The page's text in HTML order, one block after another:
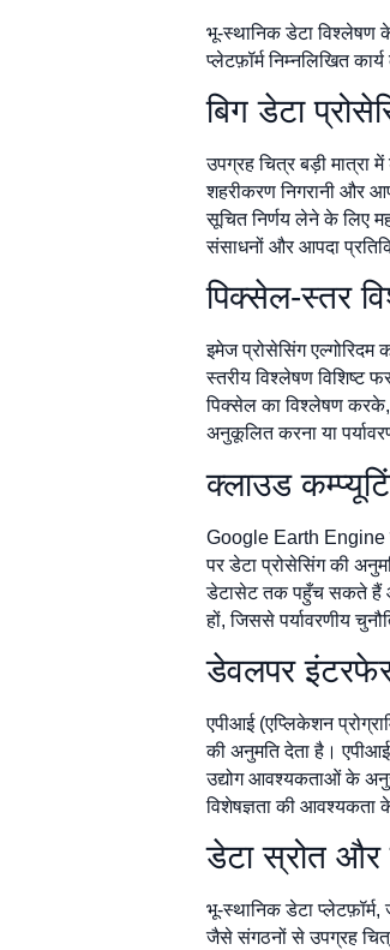
भू-स्थानिक डेटा
प्लेटफ़ॉर्म निम्नलिखित
बिग डेटा
उपग्रह चित्र बड़ी मात्रा
शहरीकरण निगरानी और
सूचित निर्णय लेने के लिए
संसाधनों और आपदा
पिक्सेल-स्तर
इमेज प्रोसेसिंग एल्गोरिदम
स्तरीय विश्लेषण विशिष्ट
पिक्सेल का विश्लेषण करके,
अनुकूलित करना या
क्लाउड
Google Earth Engine
पर डेटा प्रोसेसिंग की
डेटासेट तक पहुँच सकते हैं
हों, जिससे पर्यावरणीय
डेवलपर
एपीआई (एप्लिकेशन
की अनुमति देता है।
उद्योग आवश्यकताओं के
विशेषज्ञता की आवश्यकता
डेटा स्रोत और
भू-स्थानिक डेटा
जैसे संगठनों से उपग्रह